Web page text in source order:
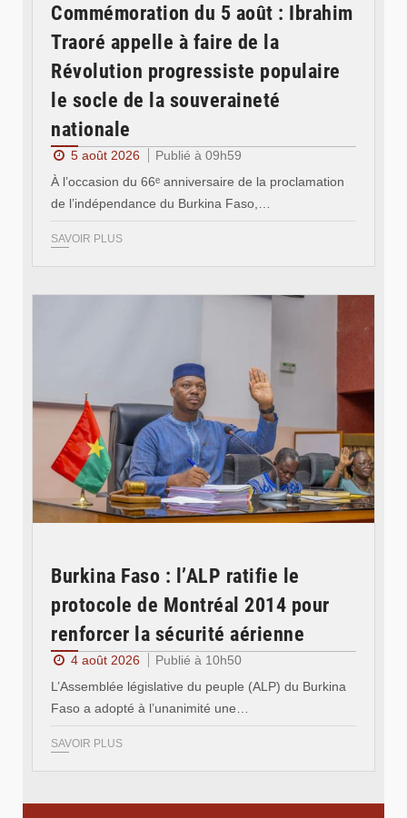
Commémoration du 5 août : Ibrahim
Traoré appelle à faire de la
Révolution progressiste populaire
le socle de la souveraineté
nationale
5 août 2026
Publié à 09h59
À l’occasion du 66ᵉ anniversaire de la proclamation
de l’indépendance du Burkina Faso,…
SAVOIR PLUS
Burkina Faso : l’ALP ratifie le
protocole de Montréal 2014 pour
renforcer la sécurité aérienne
4 août 2026
Publié à 10h50
L’Assemblée législative du peuple (ALP) du Burkina
Faso a adopté à l’unanimité une…
SAVOIR PLUS